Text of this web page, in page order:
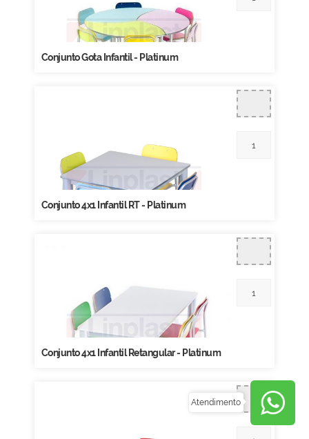
Conjunto Gota Infantil - Platinum
Conjunto 4x1 Infantil RT - Platinum
Conjunto 4x1 Infantil Retangular - Platinum
Atendimento